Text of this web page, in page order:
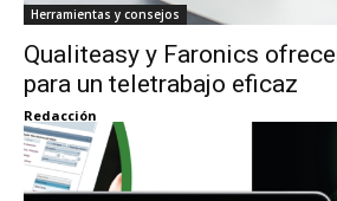
Herramientas y consejos
Qualiteasy y Faronics
para un teletrabajo eficaz
Redacción